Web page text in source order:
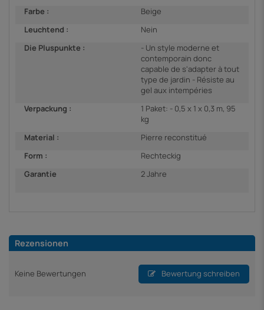
Farbe :
Beige
Leuchtend :
Nein
Die Pluspunkte :
- Un style moderne et
contemporain donc
capable de s'adapter à tout
type de jardin - Résiste au
gel aux intempéries
Verpackung :
1 Paket: - 0,5 x 1 x 0,3 m, 95
kg
Material :
Pierre reconstitué
Form :
Rechteckig
Garantie
2 Jahre
Rezensionen
Keine Bewertungen Bewertung schreiben